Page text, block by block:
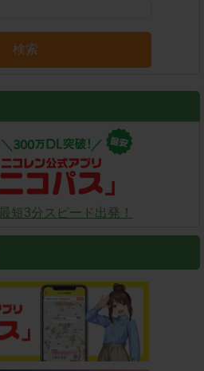
検索
短3分スピード出発！